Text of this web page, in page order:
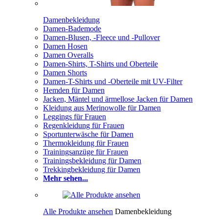
Damenbekleidung
Damen-Bademode
Damen-Blusen, -Fleece und -Pullover
Damen Hosen
Damen Overalls
Damen-Shirts, T-Shirts und Oberteile
Damen Shorts
Damen-T-Shirts und -Oberteile mit UV-Filter
Hemden für Damen
Jacken, Mäntel und ärmellose Jacken für Damen
Kleidung aus Merinowolle für Damen
Leggings für Frauen
Regenkleidung für Frauen
Sportunterwäsche für Damen
Thermokleidung für Frauen
Trainingsanzüge für Frauen
Trainingsbekleidung für Damen
Trekkingbekleidung für Damen
Mehr sehen...
Alle Produkte ansehen Damenbekleidung